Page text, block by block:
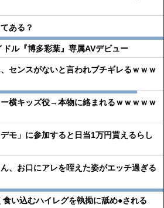
ある？
ドル『博多彩葉』専属AVデビュー
センスがないと言われブチギレるｗｗｗ
横キッズ役→本物に絡まれるｗｗｗｗｗ
デモ」に参加すると日当1万円貰えるらし
ん、お口にアレを咥えた姿がエッチ過ぎる
い込むハイレグを執拗に舐め●︎される